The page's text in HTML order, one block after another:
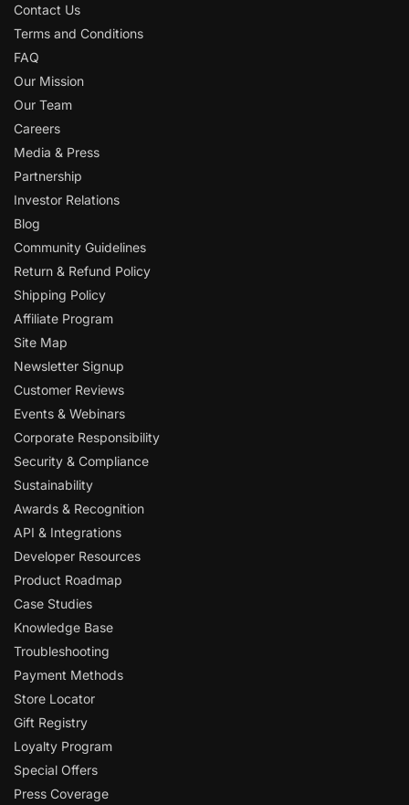
Contact Us
Terms and Conditions
FAQ
Our Mission
Our Team
Careers
Media & Press
Partnership
Investor Relations
Blog
Community Guidelines
Return & Refund Policy
Shipping Policy
Affiliate Program
Site Map
Newsletter Signup
Customer Reviews
Events & Webinars
Corporate Responsibility
Security & Compliance
Sustainability
Awards & Recognition
API & Integrations
Developer Resources
Product Roadmap
Case Studies
Knowledge Base
Troubleshooting
Payment Methods
Store Locator
Gift Registry
Loyalty Program
Special Offers
Press Coverage